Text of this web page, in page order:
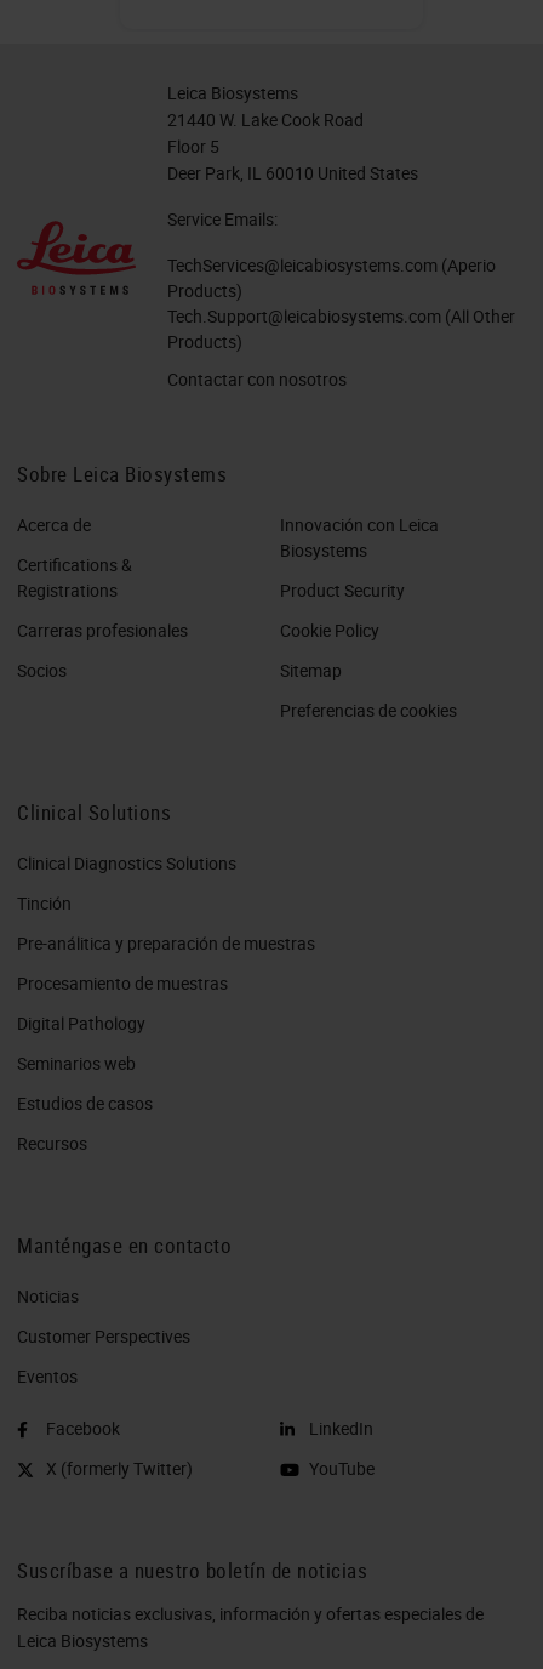
Leica Biosystems
21440 W. Lake Cook Road
Floor 5
Deer Park, IL 60010 United States
Service Emails:
TechServices@leicabiosystems.com (Aperio
Products)
Tech.Support@leicabiosystems.com (All Other
Products)
Contactar con nosotros
Sobre Leica Biosystems
Acerca de
Certifications &
Registrations
Carreras profesionales
Socios
Innovación con Leica
Biosystems
Product Security
Cookie Policy
Sitemap
Preferencias de cookies
Clinical Solutions
Clinical Diagnostics Solutions
Tinción
Pre-análitica y preparación de muestras
Procesamiento de muestras
Digital Pathology
Seminarios web
Estudios de casos
Recursos
Manténgase en contacto
Noticias
Customer Perspectives​
Eventos
Facebook
X (formerly Twitter)
LinkedIn
YouTube
Suscríbase a nuestro boletín de noticias
Reciba noticias exclusivas, información y ofertas especiales de
Leica Biosystems